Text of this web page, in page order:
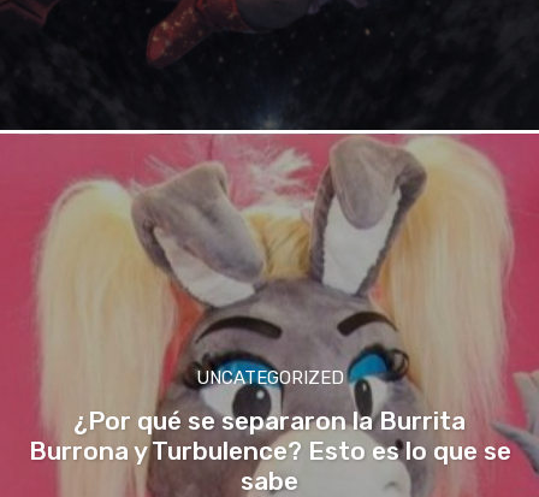
UNCATEGORIZED
¿Por qué se separaron la Burrita
Burrona y Turbulence? Esto es lo que se
sabe